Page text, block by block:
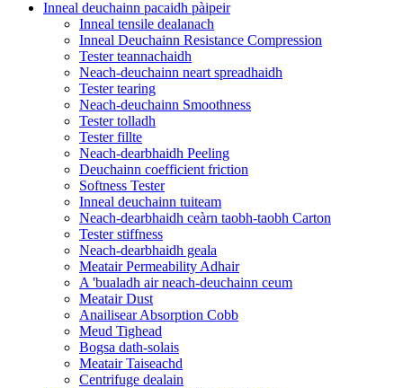
Inneal deuchainn pacaidh pàipeir
Inneal tensile dealanach
Inneal Deuchainn Resistance Compression
Tester teannachaidh
Neach-deuchainn neart spreadhaidh
Tester tearing
Neach-deuchainn Smoothness
Tester tolladh
Tester fillte
Neach-dearbhaidh Peeling
Deuchainn coefficient friction
Softness Tester
Inneal deuchainn tuiteam
Neach-dearbhaidh ceàrn taobh-taobh Carton
Tester stiffness
Neach-dearbhaidh geala
Meatair Permeability Adhair
A 'bualadh air neach-deuchainn ceum
Meatair Dust
Anailisear Absorption Cobb
Meud Tighead
Bogsa dath-solais
Meatair Taiseachd
Centrifuge dealain